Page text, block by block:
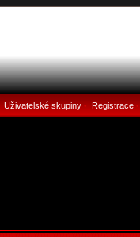
Uživatelské skupiny• Registrace•